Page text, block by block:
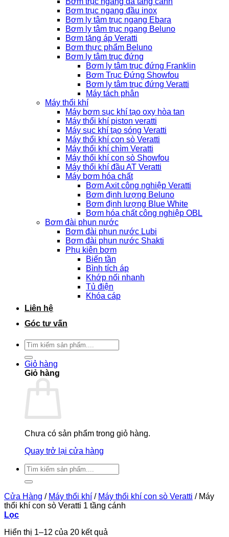
Bơm trục ngang đầu inox
Bơm ly tâm trục ngang Ebara
Bơm ly tâm trục ngang Beluno
Bơm tăng áp Veratti
Bơm thực phẩm Beluno
Bơm ly tâm trục đứng
Bơm ly tâm trục đứng Franklin
Bơm Trục Đứng Showfou
Bơm ly tâm trục đứng Veratti
Máy tách phân
Máy thổi khí
Máy bơm sục khí tạo oxy hòa tan
Máy thổi khí piston veratti
Máy sục khí tạo sóng Veratti
Máy thổi khí con sò Veratti
Máy thổi khí chìm Veratti
Máy thổi khí con sò Showfou
Máy thổi khí đầu AT Veratti
Máy bơm hóa chất
Bơm Axit công nghiệp Veratti
Bơm định lượng Beluno
Bơm định lượng Blue White
Bơm hóa chất công nghiệp OBL
Bơm đài phun nước
Bơm đài phun nước Lubi
Bơm đài phun nước Shakti
Phụ kiên bơm
Biến tần
Bình tích áp
Khớp nối nhanh
Tủ điện
Khóa cáp
Liên hệ
Góc tư vấn
Tìm
kiếm:
Giỏ hàng
Giỏ hàng
Chưa có sản phẩm trong giỏ hàng.
Quay trở lại cửa hàng
Tìm
kiếm:
Cửa Hàng / Máy thổi khí / Máy thổi khí con sò Veratti /Máy
thổi khí con sò Veratti 1 tầng cánh
Lọc
Hiển thị 1–12 của 20 kết quả